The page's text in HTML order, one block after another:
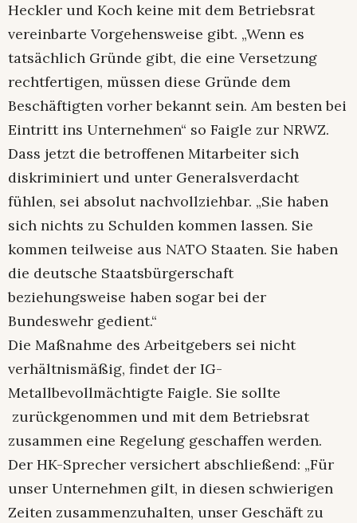
Heckler und Koch keine mit dem Betriebsrat
vereinbarte Vorgehensweise gibt. „Wenn es
tatsächlich Gründe gibt, die eine Versetzung
rechtfertigen, müssen diese Gründe dem
Beschäftigten vorher bekannt sein. Am besten bei
Eintritt ins Unternehmen“ so Faigle zur NRWZ.
Dass jetzt die betroffenen Mitarbeiter sich
diskriminiert und unter Generalsverdacht
fühlen, sei absolut nachvollziehbar. „Sie haben
sich nichts zu Schulden kommen lassen. Sie
kommen teilweise aus NATO Staaten. Sie haben
die deutsche Staatsbürgerschaft
beziehungsweise haben sogar bei der
Bundeswehr gedient.“
Die Maßnahme des Arbeitgebers sei nicht
verhältnismäßig, findet der IG-
Metallbevollmächtigte Faigle. Sie sollte
zurückgenommen und mit dem Betriebsrat
zusammen eine Regelung geschaffen werden.
Der HK-Sprecher versichert abschließend: „Für
unser Unternehmen gilt, in diesen schwierigen
Zeiten zusammenzuhalten, unser Geschäft zu